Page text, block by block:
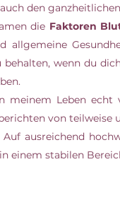
den
die Faktoren
allgemeine
wenn du
meinem Leben echt
von teilweise
ausreichend
einem stabilen